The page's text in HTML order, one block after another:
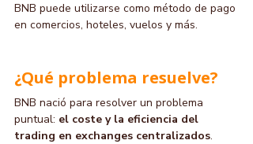
BNB puede utilizarse como método de pago
en comercios, hoteles, vuelos y más.
¿Qué problema resuelve?
BNB nació para resolver un problema
puntual: el coste y la eficiencia del
trading en exchanges centralizados.